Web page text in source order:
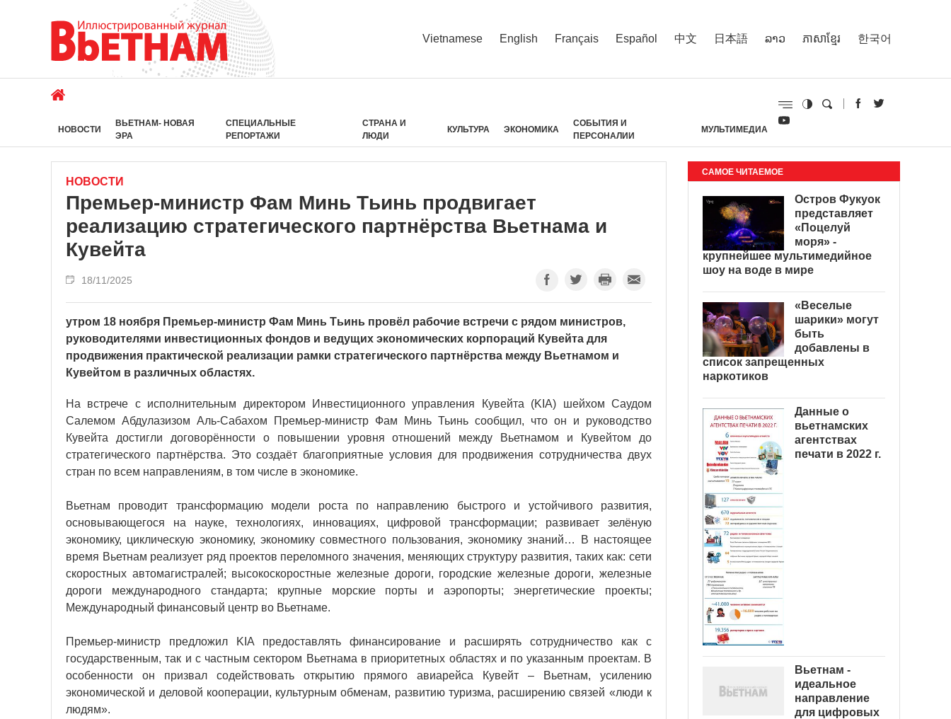
Vietnamese English Français Español 中文 日本語 ລາວ ភាសាខ្មែរ 한국어
НОВОСТИ
ВЬЕТНАМ- НОВАЯ
ЭРА
СПЕЦИАЛЬНЫЕ
РЕПОРТАЖИ
СТРАНА И
ЛЮДИ
КУЛЬТУРА ЭКОНОМИКА
СОБЫТИЯ И
ПЕРСОНАЛИИ
МУЛЬТИМЕДИА
НОВОСТИ
Премьер-министр Фам Минь Тьинь продвигает
реализацию стратегического партнёрства Вьетнама и
Кувейта
18/11/2025
утром 18 ноября Премьер-министр Фам Минь Тьинь провёл рабочие встречи с рядом министров,
руководителями инвестиционных фондов и ведущих экономических корпораций Кувейта для
продвижения практической реализации рамки стратегического партнёрства между Вьетнамом и
Кувейтом в различных областях.
На встрече с исполнительным директором Инвестиционного управления Кувейта (KIA) шейхом Саудом
Салемом Абдулазизом Аль-Сабахом Премьер-министр Фам Минь Тьинь сообщил, что он и руководство
Кувейта достигли договорённости о повышении уровня отношений между Вьетнамом и Кувейтом до
стратегического партнёрства. Это создаёт благоприятные условия для продвижения сотрудничества двух
стран по всем направлениям, в том числе в экономике.
Вьетнам проводит трансформацию модели роста по направлению быстрого и устойчивого развития,
основывающегося на науке, технологиях, инновациях, цифровой трансформации; развивает зелёную
экономику, циклическую экономику, экономику совместного пользования, экономику знаний… В настоящее
время Вьетнам реализует ряд проектов переломного значения, меняющих структуру развития, таких как: сети
скоростных автомагистралей; высокоскоростные железные дороги, городские железные дороги, железные
дороги международного стандарта; крупные морские порты и аэропорты; энергетические проекты;
Международный финансовый центр во Вьетнаме.
Премьер-министр предложил KIA предоставлять финансирование и расширять сотрудничество как с
государственным, так и с частным сектором Вьетнама в приоритетных областях и по указанным проектам. В
особенности он призвал содействовать открытию прямого авиарейса Кувейт – Вьетнам, усилению
экономической и деловой кооперации, культурным обменам, развитию туризма, расширению связей «люди к
людям».
САМОЕ ЧИТАЕМОЕ
Остров Фукуок
представляет
«Поцелуй
моря» -
крупнейшее мультимедийное
шоу на воде в мире
«Веселые
шарики» могут
быть
добавлены в
список запрещенных
наркотиков
Данные о
вьетнамских
агентствах
печати в 2022 г.
Вьетнам -
идеальное
направление
для цифровых